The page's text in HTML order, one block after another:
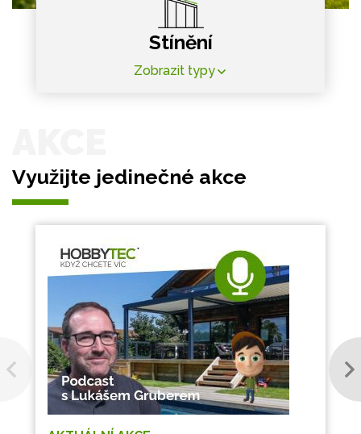
Stínění
Zobrazit typy
Využijte jedinečné akce